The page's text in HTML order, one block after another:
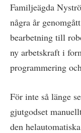
Familjeägda
några år
bearbetning till
ny arbetskraft i
programmering
För inte så länge
gjutgodset
den